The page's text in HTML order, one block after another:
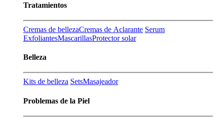
Tratamientos
Cremas de bellezaCremas de Aclarante Serum
ExfoliantesMascarillasProtector solar
Belleza
Kits de belleza SetsMasajeador
Problemas de la Piel